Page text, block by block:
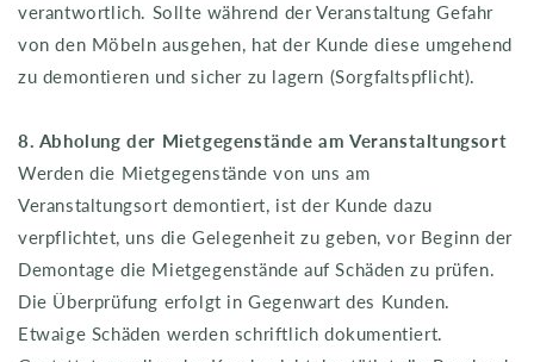
verantwortlich. Sollte während der Veranstaltung Gefahr
von den Möbeln ausgehen, hat der Kunde diese umgehend
zu demontieren und sicher zu lagern (Sorgfaltspflicht).
8. Abholung der Mietgegenstände am Veranstaltungsort
Werden die Mietgegenstände von uns am
Veranstaltungsort demontiert, ist der Kunde dazu
verpflichtet, uns die Gelegenheit zu geben, vor Beginn der
Demontage die Mietgegenstände auf Schäden zu prüfen.
Die Überprüfung erfolgt in Gegenwart des Kunden.
Etwaige Schäden werden schriftlich dokumentiert.